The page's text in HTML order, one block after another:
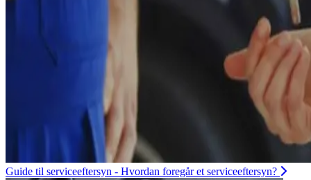
Guide til serviceeftersyn - Hvordan foregår et serviceeftersyn?